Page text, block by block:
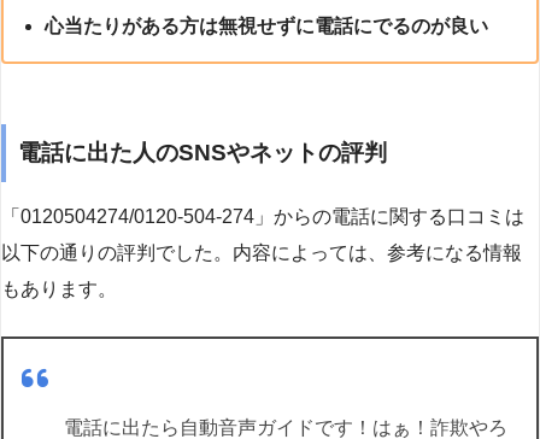
心当たりがある方は無視せずに電話にでるのが良い
電話に出た人のSNSやネットの評判
「0120504274/0120-504-274」からの電話に関する口コミは
以下の通りの評判でした。内容によっては、参考になる情報
もあります。
電話に出たら自動音声ガイドです！はぁ！詐欺やろ